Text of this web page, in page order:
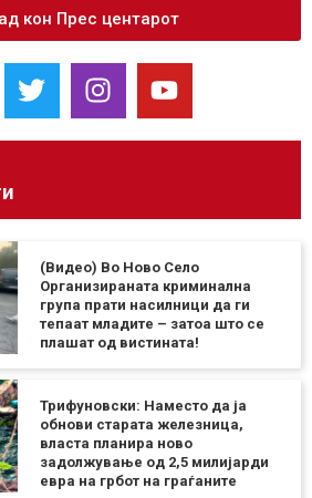
кон Прес центарот
(Видео) Во Ново Село
Организираната криминална
група прати насилници да ги
тепаат младите – затоа што се
плашат од вистината!
Трифуновски: Наместо да ја
обнови старата железница,
власта планира ново
задолжување од 2,5 милијарди
евра на грбот на граѓаните